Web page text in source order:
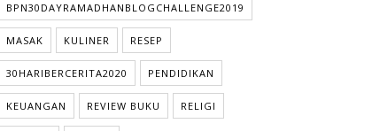
BPN30DAYRAMADHANBLOGCHALLENGE2019
MASAK KULINER RESEP
30HARIBERCERITA2020 PENDIDIKAN
KEUANGAN REVIEW BUKU RELIGI